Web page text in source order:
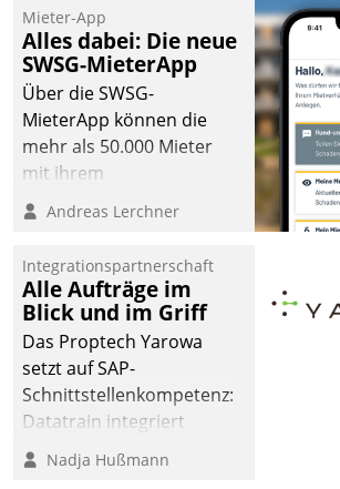
Mieter-App
Alles dabei: Die neue
SWSG-MieterApp
Über die SWSG-
MieterApp können die
mehr als 50.000 Mieter
mit ihrem
Wohnungsunternehmen
kommunizieren, auf dem
einsehen und ändern
oder
Schadensmeldungen
abgeben – rund um die
Uhr.
Andreas Lerchner
Integrationspartnerschaft
Alle Aufträge im
Blick und im Griff
Das Proptech Yarowa
setzt auf SAP-
Schnittstellenkompetenz:
Datatrain integriert
Yarowas Portal zur
Vergabe und Verwaltung
Nadja Hußmann